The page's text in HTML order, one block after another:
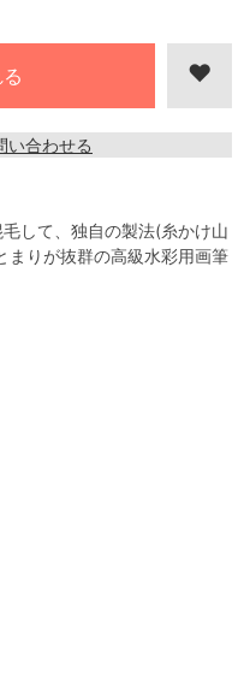
い合わせる
して、独自の製法(糸かけ山
まりが抜群の高級水彩用画筆